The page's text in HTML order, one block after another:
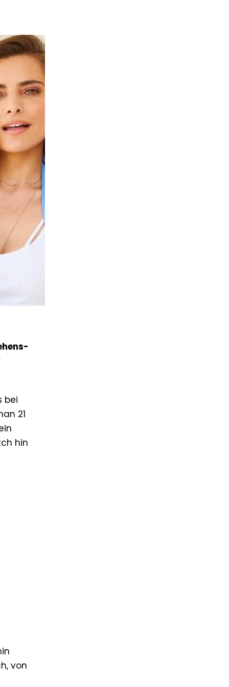
bei
21
hin
von